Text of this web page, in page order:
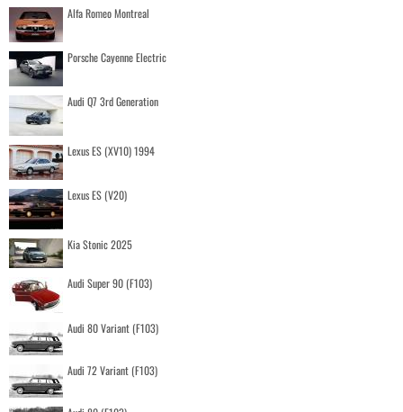
Alfa Romeo Montreal
Porsche Cayenne Electric
Audi Q7 3rd Generation
Lexus ES (XV10) 1994
Lexus ES (V20)
Kia Stonic 2025
Audi Super 90 (F103)
Audi 80 Variant (F103)
Audi 72 Variant (F103)